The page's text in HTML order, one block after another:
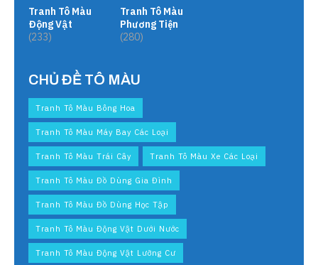
Tranh Tô Màu
Động Vật
(233)
Tranh Tô Màu
Phương Tiện
(280)
CHỦ ĐỀ TÔ MÀU
Tranh Tô Màu Bông Hoa
Tranh Tô Màu Máy Bay Các Loại
Tranh Tô Màu Trái Cây Tranh Tô Màu Xe Các Loại
Tranh Tô Màu Đồ Dùng Gia Đình
Tranh Tô Màu Đồ Dùng Học Tập
Tranh Tô Màu Động Vật Dưới Nước
Tranh Tô Màu Động Vật Lưỡng Cư